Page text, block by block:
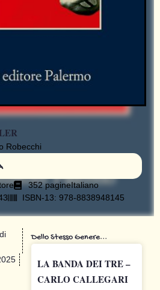
Robecchi
352 pagineItaliano
ISBN-13: 978-8838948145
Dello Stesso Genere...
LA BANDA DEI TRE –
CARLO CALLEGARI